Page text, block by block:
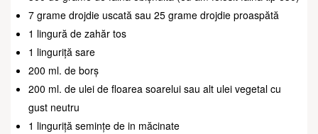
7 grame drojdie uscată sau 25 grame drojdie proaspătă
1 lingură de zahăr tos
1 linguriță sare
200 ml. de borș
200 ml. de ulei de floarea soarelui sau alt ulei vegetal cu
gust neutru
1 linguriță semințe de in măcinate